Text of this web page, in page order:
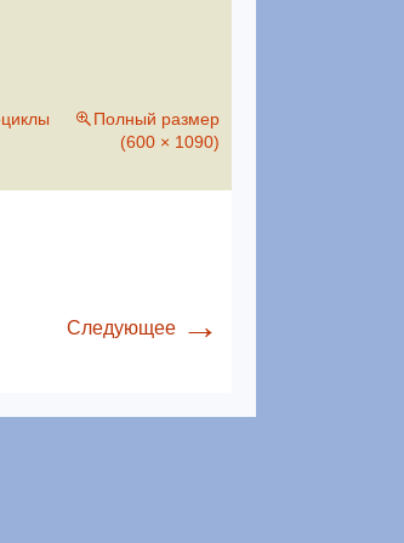
Полный размер
(600 × 1090)
Следующее →